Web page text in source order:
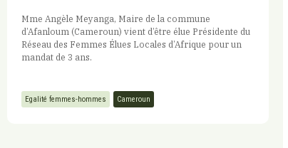
Mme Angèle Meyanga, Maire de la commune
d’Afanloum (Cameroun) vient d’être élue Présidente du
Réseau des Femmes Élues Locales d’Afrique pour un
mandat de 3 ans.
Egalité femmes-hommes Cameroun